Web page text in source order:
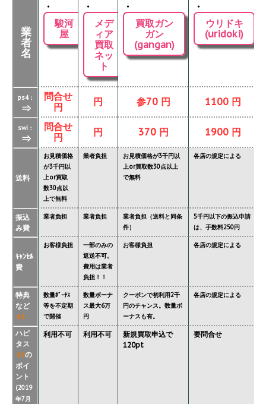
業
者
名
・
駿河
屋
・
メデ
ィア
買取
ネッ
ト
・
買取ガン
ガン
(gangan)
・
ウリドキ
(uridoki)
ps4：
⇒
問合せ
円
円 参70 円 1100 円
swi：
⇒
問合せ
円
円 370 円 1900 円
送料
お見積価格
が3千円以
上or買取
数30点以
上で無料
業者負担
お見積価格が3千円以
上or買取数30点以上
で無料
各店の規定による
振込
み費
業者負担 業者負担
業者負担（送料と同条
件）
5千円以下の振込申請
は、手数料250円
ｷｬﾝｾﾙ
費
お客様負担
一部のみの
返送不可。
費用は業者
負担！！
お客様負担 各店の規定による
特典
など
※1
数量ﾎﾞｰﾅｽ
等を不定期
で開催
数量ボーナ
ス最大6万
円
クーポンで初利用2千
円のチャンス。数量ボ
ーナスも有。
各店の規定による
ハピ
タス
※2の
ポイ
ント
(2019
年7月
利用不可 利用不可
新規買取申込で
120pt
要問合せ